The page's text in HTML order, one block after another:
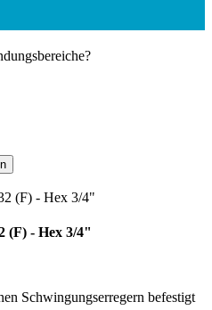
(F) - Hex 3/4"
Schwingungserregern befestigt